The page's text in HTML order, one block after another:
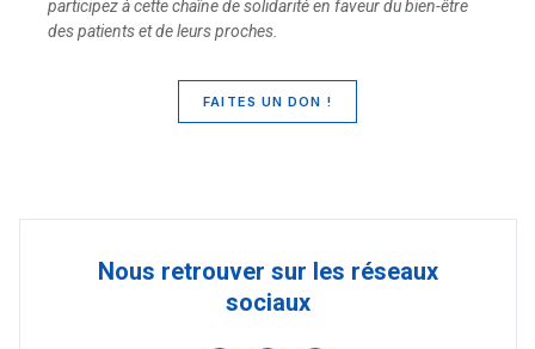
participez à cette chaîne de solidarité en faveur du bien-être
des patients et de leurs proches.
FAITES UN DON !
Nous retrouver sur les réseaux
sociaux